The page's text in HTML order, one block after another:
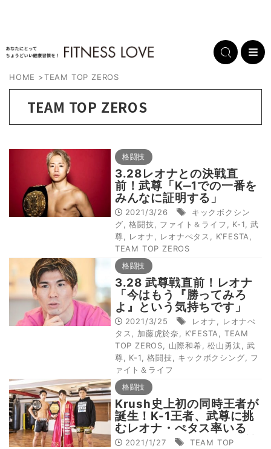
HOME >TEAM TOP ZEROS
TEAM TOP ZEROS
格闘技
3.28レオナとの決戦直
前！武尊「K‒1での一番を
みんなに証明する」
2021/3/26
キックボクシン
グ ,格闘技 ファイト＆ライフ K-1 ,武
尊
レオナ レオナぺタス K’FESTA
TEAM TOP ZEROS
格闘技
3.28 武尊戦直前！レオナ
「今はもう『勝ってみろ
よ』という気持ちです」
2021/3/25 レオナ
レオナぺ
タス
加藤虎於奈 K’FESTA
TEAM
TOP ZEROS
山際和希 ,松山勇汰 ,武
尊
K-1 ,格闘技 キックボクシング
フ
ァイト＆ライフ
格闘技
Krush史上初の同時王者が
誕生！K-1王者、武尊に挑
むレオナ・ぺタス率いる
TEAM TOP ZEROSの挑戦
2021/1/27
TEAM TOP